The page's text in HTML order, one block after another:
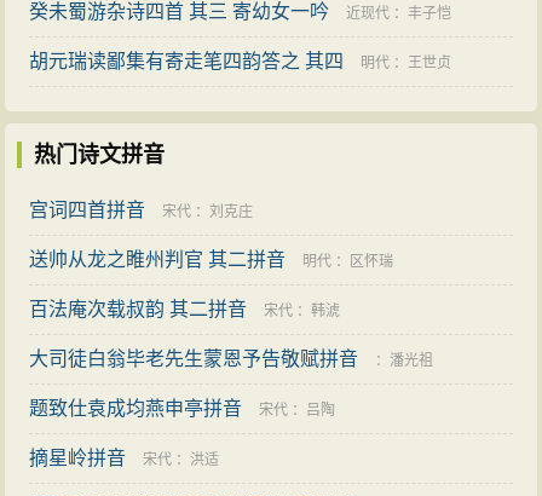
癸未蜀游杂诗四首 其三 寄幼女一吟 近现代 ：丰子恺
胡元瑞读鄙集有寄走笔四韵答之 其四 明代 ：王世贞
热门诗文拼音
宫词四首拼音 宋代 ：刘克庄
送帅从龙之睢州判官 其二拼音 明代 ： 区怀瑞
百法庵次载叔韵 其二拼音 宋代 ：韩淲
大司徒白翁毕老先生蒙恩予告敬赋拼音 ： 潘光祖
题致仕袁成均燕申亭拼音 宋代 ： 吕陶
摘星岭拼音 宋代 ： 洪适